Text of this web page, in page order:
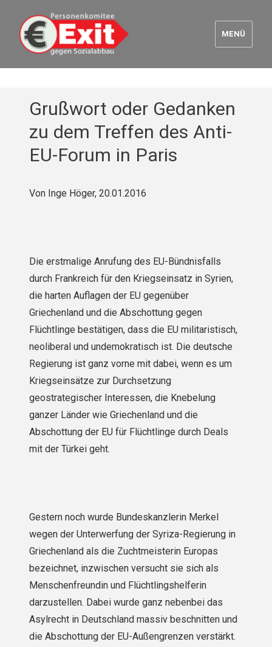
Euro Exit
MENÜ
Grußwort oder Gedanken
zu dem Treffen des Anti-
EU-Forum in Paris
Von Inge Höger, 20.01.2016
Die erstmalige Anrufung des EU-Bündnisfalls
durch Frankreich für den Kriegseinsatz in Syrien,
die harten Auflagen der EU gegenüber
Griechenland und die Abschottung gegen
Flüchtlinge bestätigen, dass die EU militaristisch,
neoliberal und undemokratisch ist. Die deutsche
Regierung ist ganz vorne mit dabei, wenn es um
Kriegseinsätze zur Durchsetzung
geostrategischer Interessen, die Knebelung
ganzer Länder wie Griechenland und die
Abschottung der EU für Flüchtlinge durch Deals
mit der Türkei geht.
Gestern noch wurde Bundeskanzlerin Merkel
wegen der Unterwerfung der Syriza-Regierung in
Griechenland als die Zuchtmeisterin Europas
bezeichnet, inzwischen versucht sie sich als
Menschenfreundin und Flüchtlingshelferin
darzustellen. Dabei wurde ganz nebenbei das
Asylrecht in Deutschland massiv beschnitten und
die Abschottung der EU-Außengrenzen verstärkt.